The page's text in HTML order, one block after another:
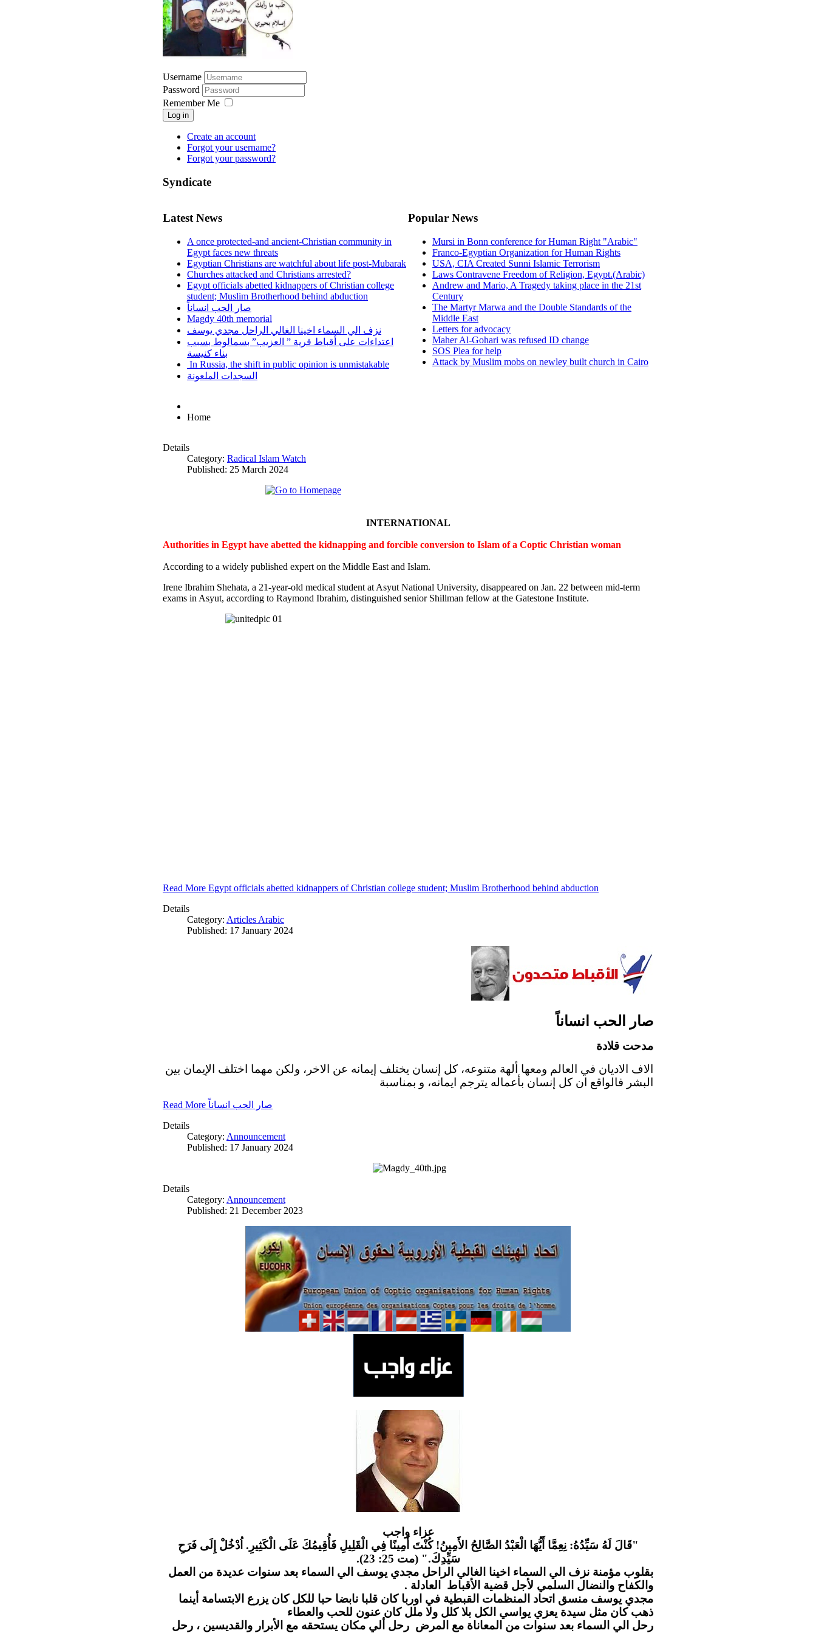
Username
Password
Remember Me
Log in
Create an account
Forgot your username?
Forgot your password?
Syndicate
Latest News
A once protected-and ancient-Christian community in
Egypt faces new threats
Egyptian Christians are watchful about life post-Mubarak
Churches attacked and Christians arrested?
Egypt officials abetted kidnappers of Christian college
student; Muslim Brotherhood behind abduction
صار الحب انساناً
Magdy 40th memorial
نزف الي السماء اخينا الغالي الراحل مجدي يوسف
اعتداءات على أقباط قرية ” العزيب” بسمالوط بسبب
بناء كنيسة
In Russia, the shift in public opinion is unmistakable
السجدات الملعونة
Popular News
Mursi in Bonn conference for Human Right "Arabic"
Franco-Egyptian Organization for Human Rights
USA, CIA Created Sunni Islamic Terrorism
Laws Contravene Freedom of Religion, Egypt.(Arabic)
Andrew and Mario, A Tragedy taking place in the 21st
Century
The Martyr Marwa and the Double Standards of the
Middle East
Letters for advocacy
Maher Al-Gohari was refused ID change
SOS Plea for help
Attack by Muslim mobs on newley built church in Cairo
Home
Details
Category: Radical Islam Watch
Published: 25 March 2024
INTERNATIONAL
Authorities in Egypt have abetted the kidnapping and forcible conversion to Islam of a Coptic Christian woman
According to a widely published expert on the Middle East and Islam.
Irene Ibrahim Shehata, a 21-year-old medical student at Asyut National University, disappeared on Jan. 22 between mid-term
exams in Asyut, according to Raymond Ibrahim, distinguished senior Shillman fellow at the Gatestone Institute.
Read More Egypt officials abetted kidnappers of Christian college student; Muslim Brotherhood behind abduction
Details
Category: Articles Arabic
Published: 17 January 2024
صار الحب انساناً
مدحت قلادة
الاف الاديان في العالم ومعها ألهة متنوعه، كل إنسان يختلف إيمانه عن الاخر، ولكن مهما اختلف الإيمان بين
البشر فالواقع ان كل إنسان بأعماله يترجم ايمانه، و بمناسبة
Read More صار الحب انساناً
Details
Category: Announcement
Published: 17 January 2024
Details
Category: Announcement
Published: 21 December 2023
عزاء واجب
"قَالَ لَهُ سَيِّدُهُ: نِعِمَّا أَيُّهَا الْعَبْدُ الصَّالِحُ الأَمِينُ! كُنْتَ أَمِينًا فِي الْقَلِيلِ فَأُقِيمُكَ عَلَى الْكَثِيرِ. اُدْخُلْ إِلَى فَرَحِ
سَيِّدِكَ." (مت 25: 23).
بقلوب مؤمنة نزف الي السماء اخينا الغالي الراحل مجدي يوسف الي السماء بعد سنوات عديدة من العمل
والكفاح والنضال السلمي لأجل قضية الأقباط العادلة .
مجدي يوسف منسق اتحاد المنظمات القبطية في اوربا كان قلبا نابضا حبا للكل كان يزرع الابتسامة أينما
ذهب كان مثل سيدة يعزي يواسي الكل بلا كلل ولا ملل كان عنون للحب والعطاء
رحل الي السماء بعد سنوات من المعاناة مع المرض رحل ألي مكان يستحقه مع الأبرار والقديسين ، رحل